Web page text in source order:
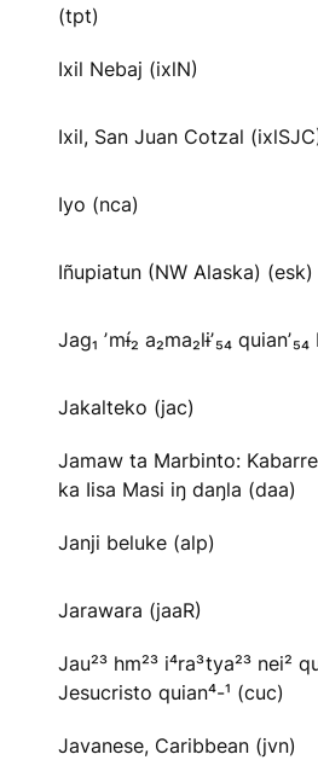
(tpt)
Ixil Nebaj (ixlN)
Ixil, San Juan Cotzal
Iyo (nca)
Iñupiatun (NW Alaska) (esk)
Jag₁ ʼmɨ́₂ a₂ma₂lɨʼ₅₄
Jakalteko (jac)
Jamaw ta Marbinto:
ka Iisa Masi iŋ daŋla (daa)
Janji beluke (alp)
Jarawara (jaaR)
Jau²³ hm²³ i⁴ra³tya²³ nei²
Jesucristo quian⁴-¹ (cuc)
Javanese, Caribbean (jvn)